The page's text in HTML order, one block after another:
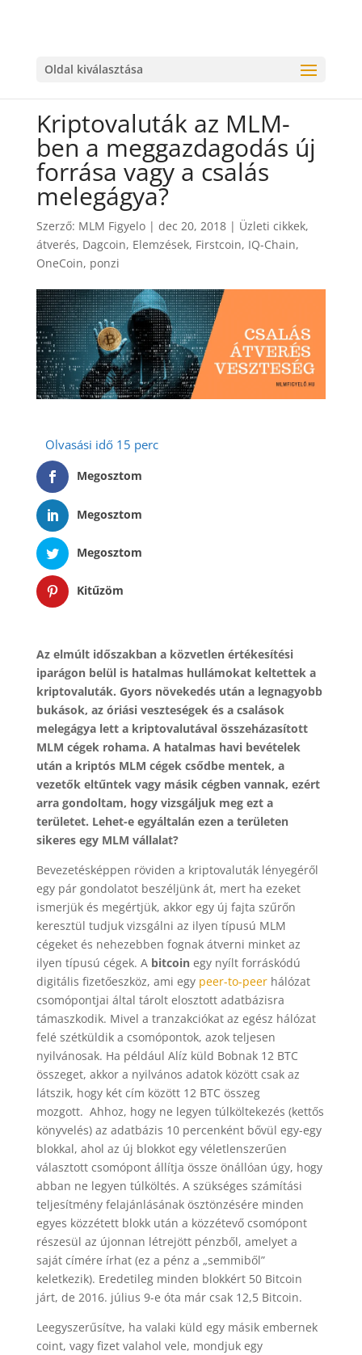
Oldal kiválasztása
Kriptovaluták az MLM-
ben a meggazdagodás új
forrása vagy a csalás
melegágya?
Szerző: MLM Figyelo| dec 20, 2018| Üzleti cikkek,
átverés, Dagcoin, Elemzések, Firstcoin, IQ-Chain,
OneCoin, ponzi
Megosztom
Megosztom
Megosztom
Kitűzöm
Az elmúlt időszakban a közvetlen értékesítési
iparágon belül is hatalmas hullámokat keltettek a
kriptovaluták. Gyors növekedés után a legnagyobb
bukások, az óriási veszteségek és a csalások
melegágya lett a kriptovalutával összeházasított
MLM cégek rohama. A hatalmas havi bevételek
után a kriptós MLM cégek csődbe mentek, a
vezetők eltűntek vagy másik cégben vannak, ezért
arra gondoltam, hogy vizsgáljuk meg ezt a
területet. Lehet-e egyáltalán ezen a területen
sikeres egy MLM vállalat?
Bevezetésképpen röviden a kriptovaluták lényegéről
egy pár gondolatot beszéljünk át, mert ha ezeket
ismerjük és megértjük, akkor egy új fajta szűrőn
keresztül tudjuk vizsgálni az ilyen típusú MLM
cégeket és nehezebben fognak átverni minket az
ilyen típusú cégek. A bitcoinegy nyílt forráskódú
digitális fizetőeszköz, ami egy peer-to-peerhálózat
csomópontjai által tárolt elosztott adatbázisra
támaszkodik. Mivel a tranzakciókat az egész hálózat
felé szétküldik a csomópontok, azok teljesen
nyilvánosak. Ha például Alíz küld Bobnak 12 BTC
összeget, akkor a nyilvános adatok között csak az
látszik, hogy két cím között 12 BTC összeg
mozgott. Ahhoz, hogy ne legyen túlköltekezés (kettős
könyvelés) az adatbázis 10 percenként bővül egy-egy
blokkal, ahol az új blokkot egy véletlenszerűen
választott csomópont állítja össze önállóan úgy, hogy
abban ne legyen túlköltés. A szükséges számítási
teljesítmény felajánlásának ösztönzésére minden
egyes közzétett blokk után a közzétevő csomópont
részesül az újonnan létrejött pénzből, amelyet a
saját címére írhat (ez a pénz a „semmiből”
keletkezik). Eredetileg minden blokkért 50 Bitcoin
járt, de 2016. július 9-e óta már csak 12,5 Bitcoin.
Leegyszerűsítve, ha valaki küld egy másik embernek
coint, vagy fizet valahol vele, mondjuk egy